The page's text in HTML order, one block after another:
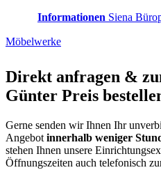
Informationen Siena
Möbelwerke
Direkt anfragen &
Günter Preis
Gerne senden wir Ihnen Ihr
Angebot innerhalb weniger
stehen Ihnen unsere
Öffnungszeiten auch telefonisch